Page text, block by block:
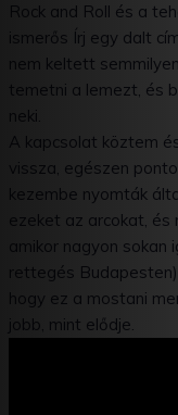
Rock and Roll és a
ismerős Írj egy dalt
nem keltett
temetni a lemezt, és
neki.
A kapcsolat köztem
vissza, egészen
kezembe nyomták
ezeket az arcokat, és
amikor nagyon
rettegés
hogy ez a mostani
jobb, mint elődje.